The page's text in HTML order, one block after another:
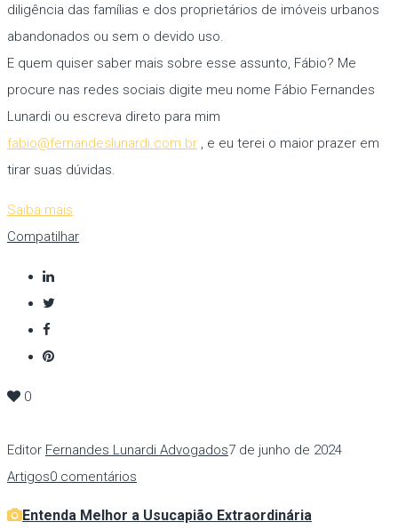
diligência das famílias e dos proprietários de imóveis urbanos
abandonados ou sem o devido uso.
E quem quiser saber mais sobre esse assunto, Fábio? Me
procure nas redes sociais digite meu nome Fábio Fernandes
Lunardi ou escreva direto para mim
fabio@fernandeslunardi.com.br , e eu terei o maior prazer em
tirar suas dúvidas.
Saiba mais
Compatilhar
0
Editor Fernandes Lunardi Advogados7 de junho de 2024
Artigos0 comentários
Entenda Melhor a Usucapião Extraordinária